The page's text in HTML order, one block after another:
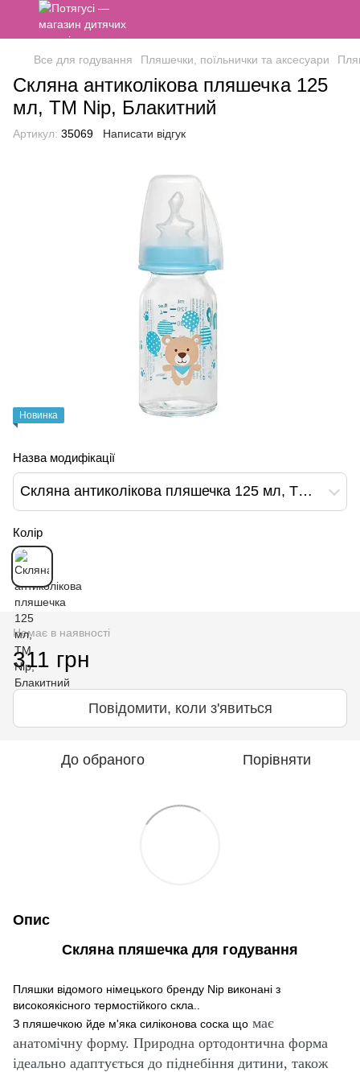
Все для годування Пляшечки, поїльнички та аксесуари
Скляна антиколікова пляшечка 125
мл, ТМ Nip, Блакитний
Артикул: 35069 Написати відгук
Новинка
Назва модифікації
Скляна антиколікова пляшечка 125 мл, ТМ Nip, Блакитний
Колір
Немає в наявності
311 грн
Повідомити, коли з'явиться
До обраного Порівняти
Опис
Скляна пляшечка для годування
Пляшки відомого німецького бренду Nip виконані з
високоякісного термостійкого скла..
З пляшечкою йде м'яка силіконова соска що має
анатомічну форму. Природна ортодонтична форма
ідеально адаптується до піднебіння дитини, також